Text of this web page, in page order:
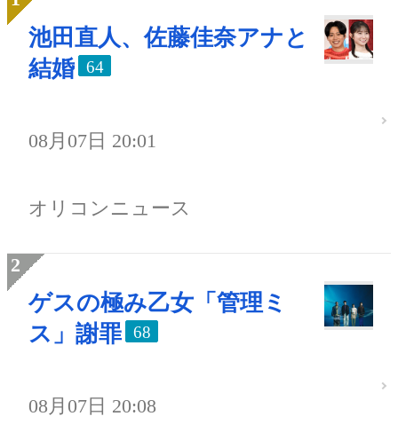
池田直人、佐藤佳奈アナと
結婚
64
08月07日 20:01
オリコンニュース
ゲスの極み乙女「管理ミ
ス」謝罪
68
08月07日 20:08